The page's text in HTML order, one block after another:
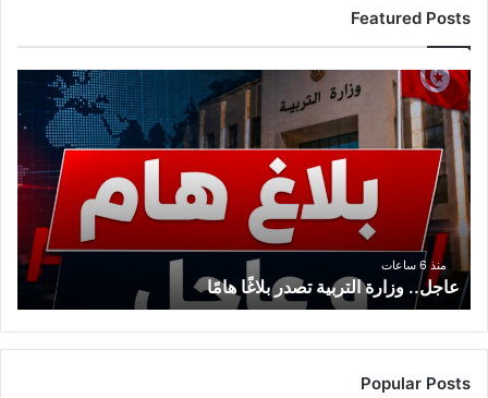
Featured Posts
عاجل..
وزارة
التربية
تصدر
بلاغًا
هامًا
منذ 6 ساعات
عاجل.. وزارة التربية تصدر بلاغًا هامًا
Popular Posts